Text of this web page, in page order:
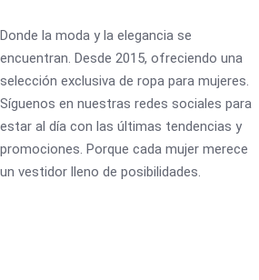
Donde la moda y la elegancia se
encuentran. Desde 2015, ofreciendo una
selección exclusiva de ropa para mujeres.
Síguenos en nuestras redes sociales para
estar al día con las últimas tendencias y
promociones. Porque cada mujer merece
un vestidor lleno de posibilidades.